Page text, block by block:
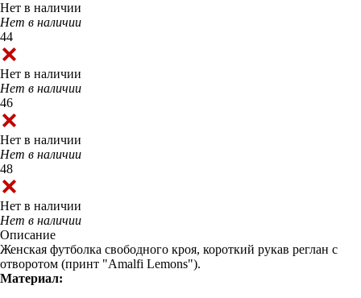
Нет в наличии
Нет в наличии
44
Нет в наличии
Нет в наличии
46
Нет в наличии
Нет в наличии
48
Нет в наличии
Нет в наличии
Описание
Женская футболка свободного кроя, короткий рукав реглан с
отворотом (принт "Amalfi Lemons").
Материал: